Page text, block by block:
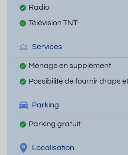
Radio
Télévision TNT
Services
Ménage en supplément
Possibilité de fournir draps
Parking
Parking gratuit
Localisation